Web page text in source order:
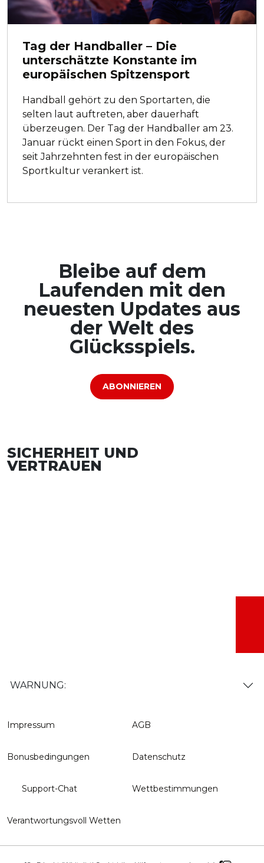
Tag der Handballer – Die
unterschätzte Konstante im
europäischen Spitzensport
Handball gehört zu den Sportarten, die
selten laut auftreten, aber dauerhaft
überzeugen. Der Tag der Handballer am 23.
Januar rückt einen Sport in den Fokus, der
seit Jahrzehnten fest in der europäischen
Sportkultur verankert ist.
Bleibe auf dem
Laufenden mit den
neuesten Updates aus
der Welt des
Glücksspiels.
ABONNIEREN
SICHERHEIT UND
VERTRAUEN
WARNUNG:
Impressum AGB
Bonusbedingungen Datenschutz
Support-Chat Wettbestimmungen
Verantwortungsvoll Wetten